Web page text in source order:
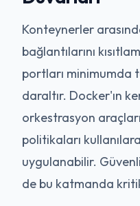
Konteynerler
bağlantılarını
portları minimumda
daraltır. Docker'ın
orkestrasyon
politikaları
uygulanabilir.
de bu katmanda